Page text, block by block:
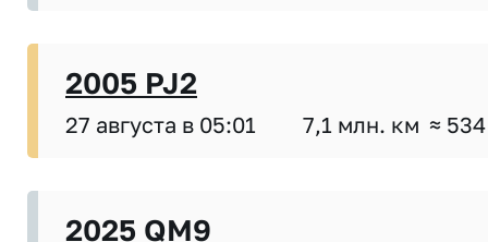
2005 PJ2
27 августа в 05:01 7,1 млн. км ≈
2025 QM9